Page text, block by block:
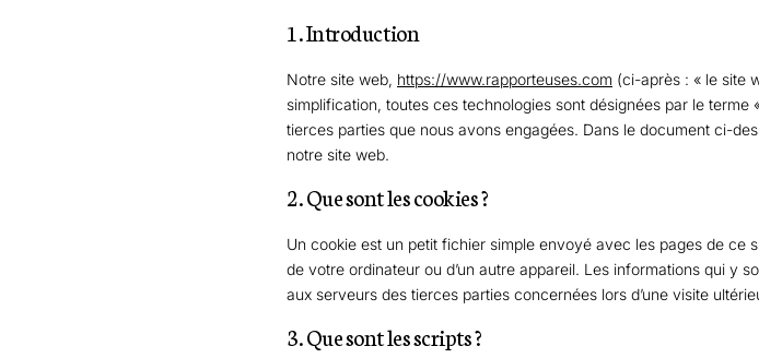
1. Introduction
Notre site web, https://www.rapporteuses.com (ci-après : « le site
simplification, toutes ces technologies sont désignées par le
tierces parties que nous avons engagées. Dans le document ci-
notre site web.
2. Que sont les cookies ?
Un cookie est un petit fichier simple envoyé avec les pages de ce
de votre ordinateur ou d’un autre appareil. Les informations qui y
aux serveurs des tierces parties concernées lors d’une visite
3. Que sont les scripts ?